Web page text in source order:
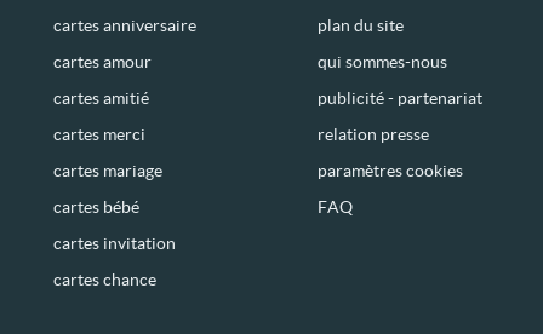
cartes anniversaire
cartes amour
cartes amitié
cartes merci
cartes mariage
cartes bébé
cartes invitation
cartes chance
plan du site
qui sommes-nous
publicité - partenariat
relation presse
paramètres cookies
FAQ